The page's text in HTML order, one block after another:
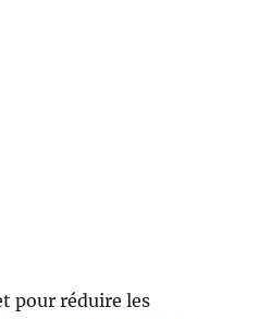
pour réduire les